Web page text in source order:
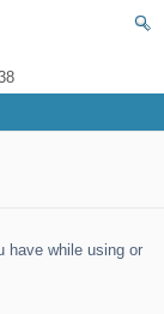
rc
h
have while using or